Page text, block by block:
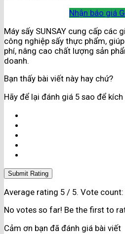
Nhận báo giá
Máy sấy SUNSAY cung cấp các
công nghiệp sấy thực phẩm,
phí, nâng cao chất lượng sản
doanh.
Bạn thấy bài viết này hay chứ?
Hãy để lại đánh giá 5 sao để
Submit Rating
Average rating 5 / 5. Vote count:
No votes so far! Be the first to
Cảm ơn bạn đã đánh giá bài viết